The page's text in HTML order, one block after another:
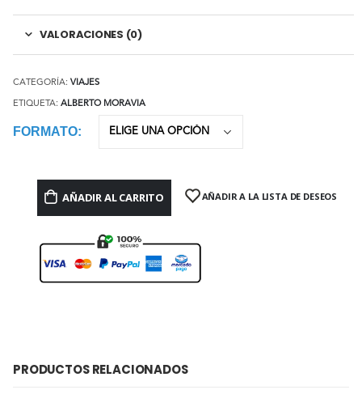
VALORACIONES (0)
CATEGORÍA: VIAJES
ETIQUETA: ALBERTO MORAVIA
FORMATO
AÑADIR AL CARRITO AÑADIR A LA LISTA DE DESEOS
PRODUCTOS RELACIONADOS